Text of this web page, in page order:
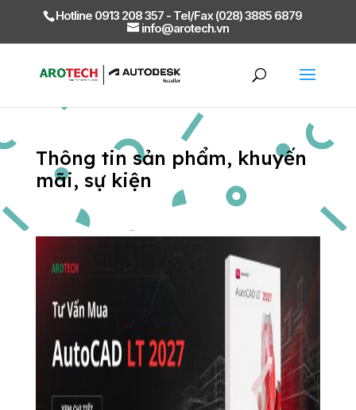
Hotline 0913 208 357 - Tel/Fax (028) 3885 6879
info@arotech.vn
Thông tin sản phẩm, khuyến
mãi, sự kiện